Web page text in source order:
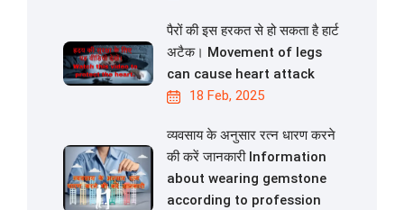
पैरों की इस हरकत से हो सकता है हार्ट
अटैक। Movement of legs
can cause heart attack
18 Feb, 2025
व्यवसाय के अनुसार रत्न धारण करने
की करें जानकारी Information
about wearing gemstone
according to profession